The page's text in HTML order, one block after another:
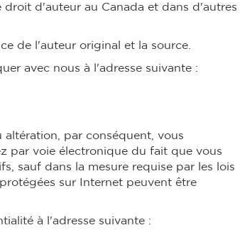
droit d'auteur au Canada et dans d'autres
de l'auteur original et la source.
avec nous à l'adresse suivante :
altération, par conséquent, vous
par voie électronique du fait que vous
sauf dans la mesure requise par les lois
sur Internet peuvent être
à l'adresse suivante :